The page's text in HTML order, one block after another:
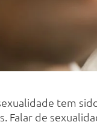
tem
Falar de